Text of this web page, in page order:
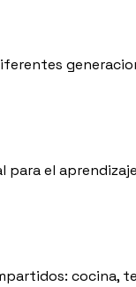
para el
cocina,